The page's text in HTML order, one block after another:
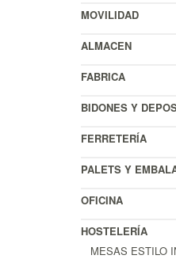
MOVILIDAD
ALMACEN
FABRICA
BIDONES Y
FERRETERÍA
PALETS Y
OFICINA
HOSTELERÍA
MESAS ESTILO